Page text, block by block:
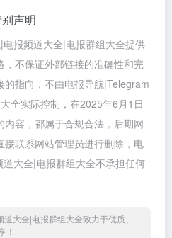
声明
报频道大全|电报群组大全提供
不保证外部链接的准确性和完
指向，不由电报导航|Telegram
全实际控制，在2025年6月1日
容，都属于合规合法，后期网
联系网站管理员进行删除，电
大全|电报群组大全不承担任何
大全|电报群组大全致力于优质、
！